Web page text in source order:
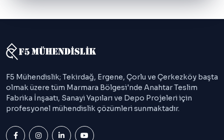
F5 Mühendislik; Tekirdağ, Ergene, Çorlu ve Çerkezköy başta
olmak üzere tüm Marmara Bölgesi'nde Anahtar Teslim
Fabrika İnşaatı, Sanayi Yapıları ve Depo Projeleri için
profesyonel mühendislik çözümleri sunmaktadır.